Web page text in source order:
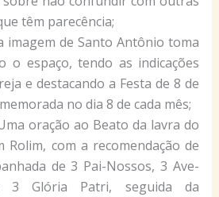
têm parecência;
imagem de Santo Antônio toma
o espaço, tendo as indicações
e destacando a Festa de 8 de
no dia 8 de cada mês;
oração ao Beato da lavra do
Rolim, com a recomendação de
de 3 Pai-Nossos, 3 Ave-
3 Glória Patri, seguida da